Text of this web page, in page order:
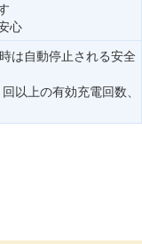
心
は自動停止される安全
以上の有効充電回数、